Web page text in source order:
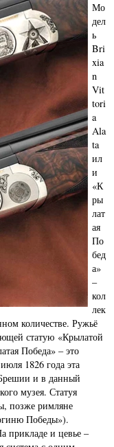
Мо
дел
ь
Bri
xia
n
Vit
tori
a
Ala
ta
ил
и
«К
ры
лат
ая
По
бед
а»
–
кол
лек
количестве. Ружьё
статую «Крылатой
Победа» – это
1826 года эта
Брешии и в данный
музея. Статуя
позже римляне
Победы»).
прикладе и цевье –